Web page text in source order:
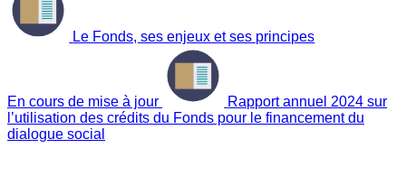
Le Fonds, ses enjeux et ses principes
En cours de mise à jour
Rapport annuel 2024 sur
l’utilisation des crédits du Fonds pour le financement du
dialogue social